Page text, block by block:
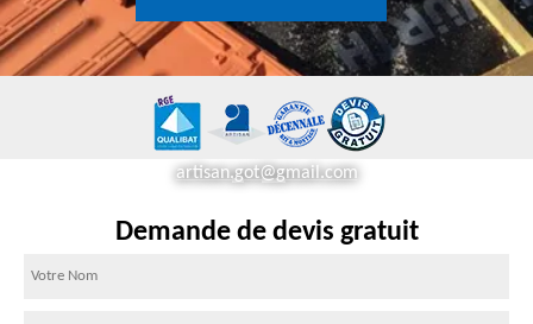
artisan.got@gmail.com
Demande de devis gratuit